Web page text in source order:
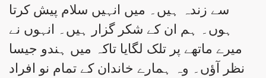
سے زندہ ہیں۔ میں انہیں سلام پیش کرتا
ہوں۔ ہم ان کے شکر گزار ہیں۔ انہوں نے
میرے ماتھے پر تلک لگایا تاکہ میں ہندو جیسا
نظر آؤں۔ وہ ہمارے خاندان کے تمام نو افراد